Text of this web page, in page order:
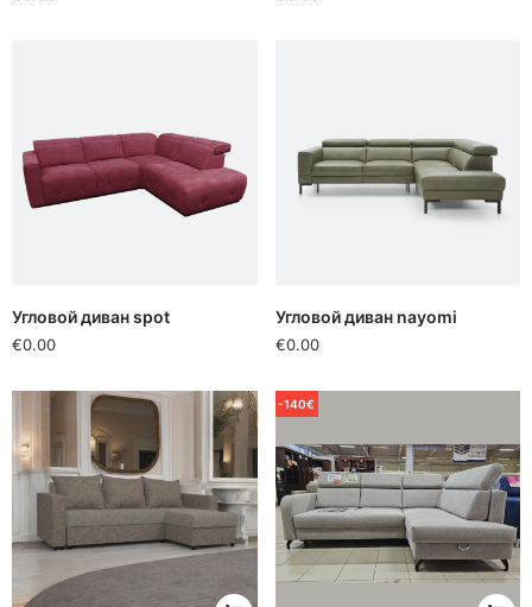
Угловой диван spot
€0.00
Угловой диван nayomi
€0.00
-140€